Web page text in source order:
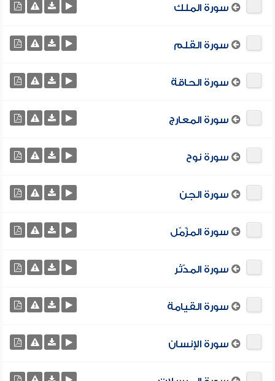
سورة الملك
سورة القلم
سورة الحاقة
سورة المعارج
سورة نوح
سورة الجن
سورة المزّمّل
سورة المدّثر
سورة القيامة
سورة الإنسان